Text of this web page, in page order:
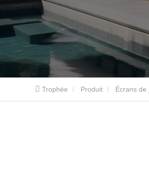
fabricant basé à Liaocheng, en Chine. En tant que
Écrans de jardin
Écran en acier Corten
Écrans de jardin en aluminium
Trophée Produit Écrans de